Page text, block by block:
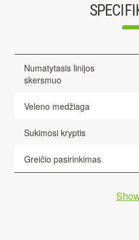
Numatytasis linijos
skersmuo
Veleno medžiaga
Sukimosi kryptis
Greičio pasirinkimas